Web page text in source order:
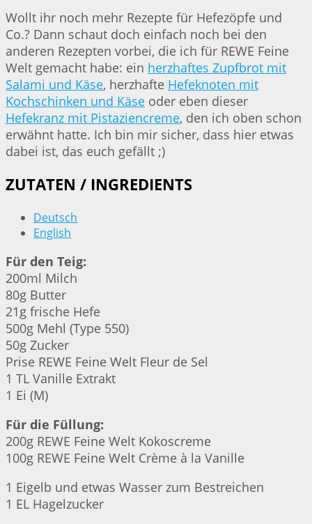
Wollt ihr noch mehr Rezepte für Hefezöpfe und
Co.? Dann schaut doch einfach noch bei den
anderen Rezepten vorbei, die ich für REWE Feine
Welt gemacht habe: ein herzhaftes Zupfbrot mit
Salami und Käse, herzhafte Hefeknoten mit
Kochschinken und Käse oder eben dieser
Hefekranz mit Pistaziencreme, den ich oben schon
erwähnt hatte. Ich bin mir sicher, dass hier etwas
dabei ist, das euch gefällt ;)
ZUTATEN / INGREDIENTS
Deutsch
English
Für den Teig:
200ml Milch
80g Butter
21g frische Hefe
500g Mehl (Type 550)
50g Zucker
Prise REWE Feine Welt Fleur de Sel
1 TL Vanille Extrakt
1 Ei (M)
Für die Füllung:
200g REWE Feine Welt Kokoscreme
100g REWE Feine Welt Crème à la Vanille
1 Eigelb und etwas Wasser zum Bestreichen
1 EL Hagelzucker